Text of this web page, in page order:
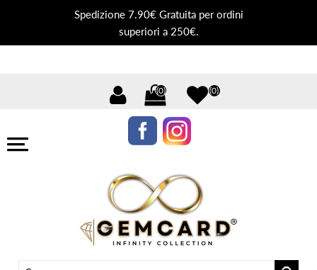
Spedizione 7.90€ Gratuita per ordini
superiori a 250€.
(0) (0)